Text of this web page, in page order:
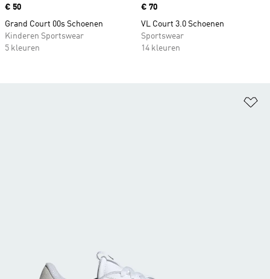
Price
€ 50
Grand Court 00s Schoenen
Kinderen Sportswear
5 kleuren
Price
€ 70
VL Court 3.0 Schoenen
Sportswear
14 kleuren